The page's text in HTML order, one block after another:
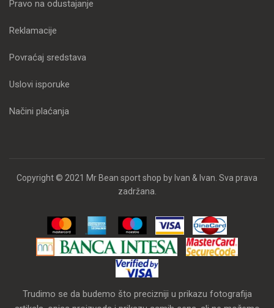
Pravo na odustajanje
Reklamacije
Povraćaj sredstava
Uslovi isporuke
Načini plaćanja
Copyright © 2021 Mr Bean sport shop by Ivan & Ivan. Sva prava
zadržana.
Trudimo se da budemo što precizniji u prikazu fotografija